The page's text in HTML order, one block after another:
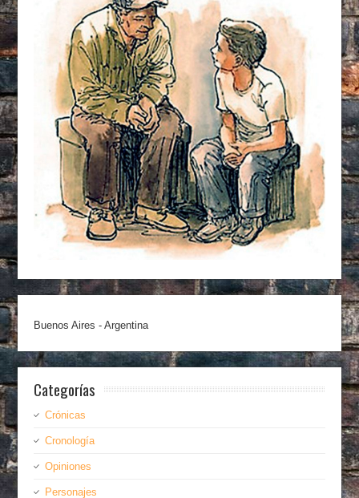
Buenos Aires - Argentina
Categorías
Crónicas
Cronología
Opiniones
Personajes